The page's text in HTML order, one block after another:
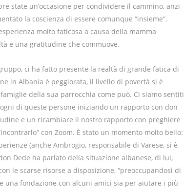
state un’occasione per condividere il cammino, anzi
la coscienza di essere comunque “insieme”.
molto faticosa a causa della mamma
e una gratitudine che commuove.
ci ha fatto presente la realtà di grande fatica di
in Albania è peggiorata, il livello di povertà si è
della sua parrocchia come può. Ci siamo sentiti
di queste persone iniziando un rapporto con don
e un ricambiare il nostro rapporto con preghiere
con Zoom. È stato un momento molto bello:
(anche Ambrogio, responsabile di Varese, si è
Dede ha parlato della situazione albanese, di lui,
le scarse risorse a disposizione, “preoccupandosi di
una fondazione con alcuni amici sia per aiutare i più